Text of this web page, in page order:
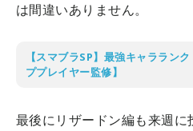
は間違いありません。
【スマブラSP】最強キャララン
ププレイヤー監修】
最後にリザードン編も来週に